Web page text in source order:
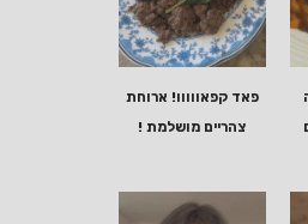
פאד קפאווווו! ארוחת
צהריים מושלמת !